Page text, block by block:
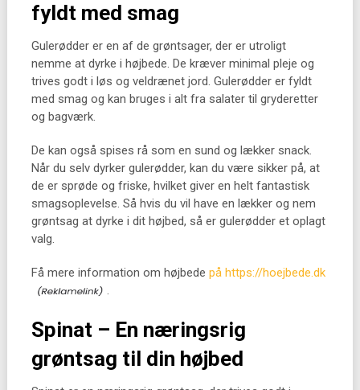
fyldt med smag
Gulerødder er en af de grøntsager, der er utroligt
nemme at dyrke i højbede. De kræver minimal pleje og
trives godt i løs og veldrænet jord. Gulerødder er fyldt
med smag og kan bruges i alt fra salater til gryderetter
og bagværk.
De kan også spises rå som en sund og lækker snack.
Når du selv dyrker gulerødder, kan du være sikker på, at
de er sprøde og friske, hvilket giver en helt fantastisk
smagsoplevelse. Så hvis du vil have en lækker og nem
grøntsag at dyrke i dit højbed, så er gulerødder et oplagt
valg.
Få mere information om højbede på https://hoejbede.dk
.
Spinat – En næringsrig
grøntsag til din højbed